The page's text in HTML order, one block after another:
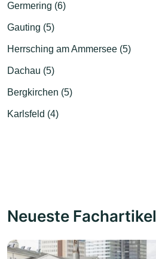
Germering (6)
Gauting (5)
Herrsching am Ammersee (5)
Dachau (5)
Bergkirchen (5)
Karlsfeld (4)
Neueste Fachartikel